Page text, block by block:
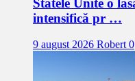
intensifică pr …
9 august 2026 Robert 0